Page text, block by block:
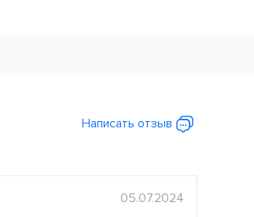
Написать отзыв
05.07.2024